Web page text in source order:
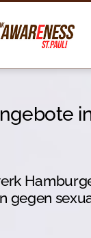
Pauli
gegen